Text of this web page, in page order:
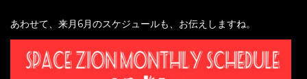
あわせて、来月6月のスケジュールも、お伝えしますね。